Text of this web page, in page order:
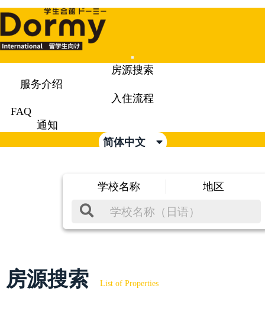
Mobile
Menu
房源搜索
服务介绍
入住流程
FAQ
通知
简体中文
学校名称 地区
房源搜索 List of Properties